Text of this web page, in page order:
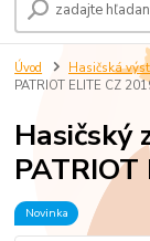
Úvod Hasičská
PATRIOT ELITE CZ
Hasičský
Novinka